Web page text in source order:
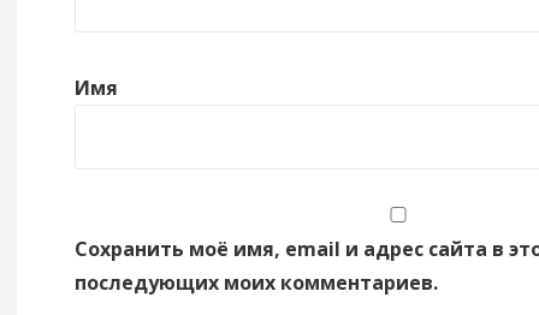
Имя
Сохранить моё имя, email и адрес сайта в
последующих моих комментариев.